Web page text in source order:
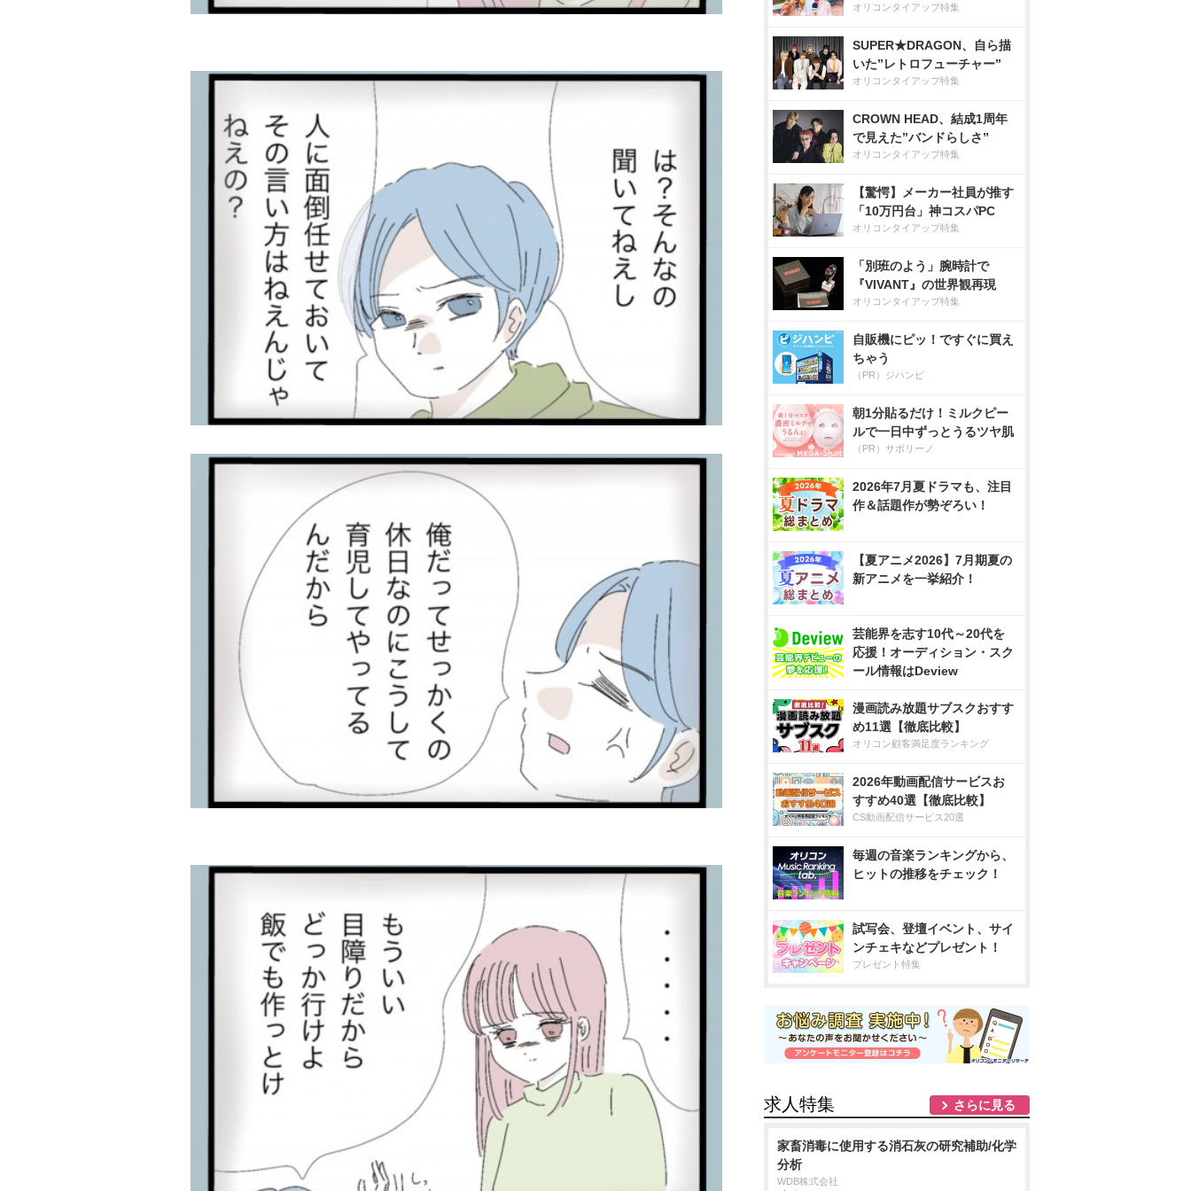
オリコンタイアップ特集
SUPER★DRAGON、自ら描
いた”レトロフューチャー”
オリコンタイアップ特集
CROWN HEAD、結成1周年
で見えた”バンドらしさ”
オリコンタイアップ特集
【驚愕】メーカー社員が推す
「10万円台」神コスパPC
オリコンタイアップ特集
「別班のよう」腕時計で
『VIVANT』の世界観再現
オリコンタイアップ特集
自販機にピッ！ですぐに買え
ちゃう
（PR）ジハンピ
朝1分貼るだけ！ミルクピー
ルで一日中ずっとうるツヤ肌
（PR）サボリーノ
2026年7月夏ドラマも、注目
作＆話題作が勢ぞろい！
【夏アニメ2026】7月期夏の
新アニメを一挙紹介！
芸能界を志す10代～20代を
応援！オーディション・スク
ール情報はDeview
漫画読み放題サブスクおすす
め11選【徹底比較】
オリコン顧客満足度ランキング
2026年動画配信サービスお
すすめ40選【徹底比較】
CS動画配信サービス20選
毎週の音楽ランキングから、
ヒットの推移をチェック！
試写会、登壇イベント、サイ
ンチェキなどプレゼント！
プレゼント特集
求人特集 さらに見る
家畜消毒に使用する消石灰の研究補助/化学
分析
WDB株式会社